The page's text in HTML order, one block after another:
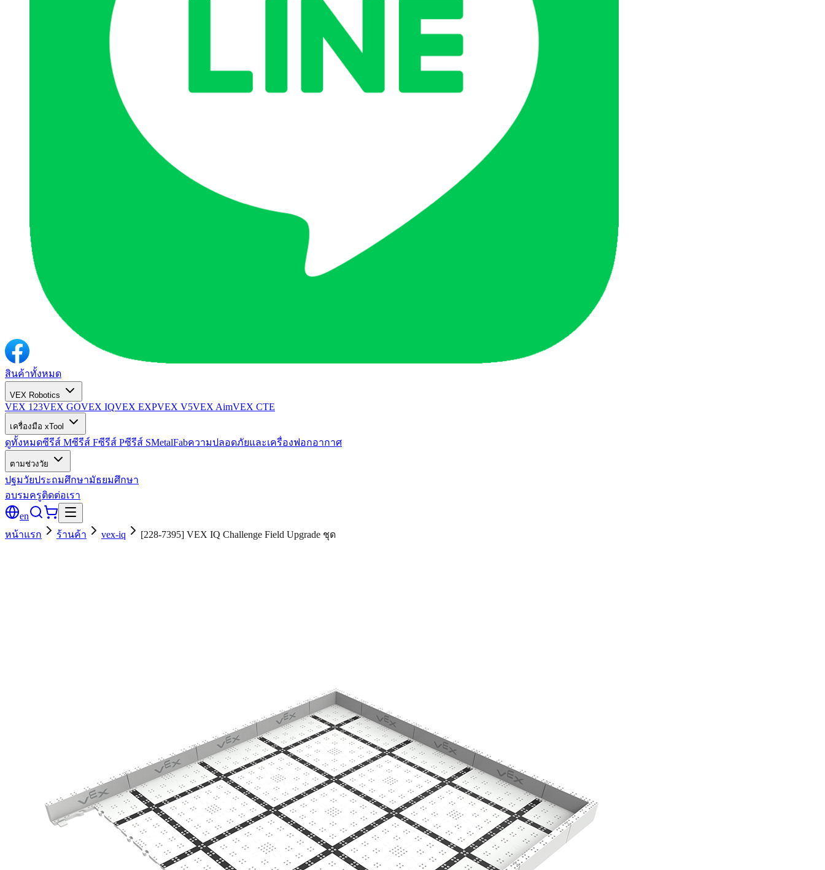
สินค้าทั้งหมด
VEX Robotics
VEX 123VEX GOVEX IQVEX EXPVEX V5VEX AimVEX CTE
เครื่องมือ xTool
ดูทั้งหมดซีรีส์ Mซีรีส์ Fซีรีส์ Pซีรีส์ SMetalFabความปลอดภัยและเครื่องฟอกอากาศ
ตามช่วงวัย
ปฐมวัยประถมศึกษามัธยมศึกษา
อบรมครูติดต่อเรา
en
หน้าแรก
ร้านค้า vex-iq [228-7395] VEX IQ Challenge Field Upgrade ชุด